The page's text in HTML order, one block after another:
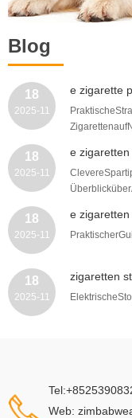
Blog
18
2025-11
18
2025-11
18
2025-11
18
2025-11
Web: